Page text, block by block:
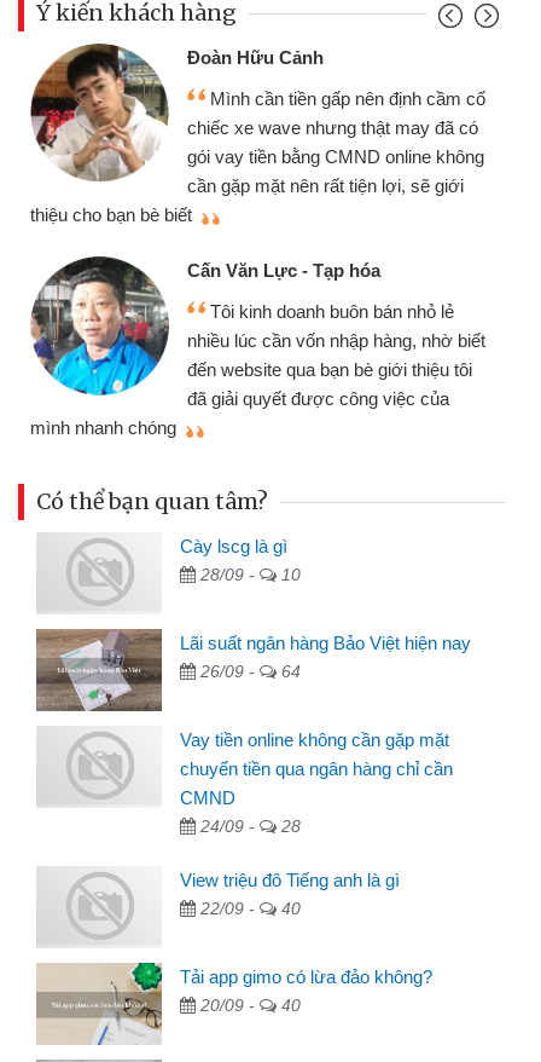
Ý kiến khách hàng
Đoàn Hữu Cảnh
Mình cần tiền gấp nên định cầm cố
chiếc xe wave nhưng thật may đã có
gói vay tiền bằng CMND online không
cần gặp mặt nên rất tiện lợi, sẽ giới
thiệu cho bạn bè biết
Cấn Văn Lực - Tạp hóa
Tôi kinh doanh buôn bán nhỏ lẻ
nhiều lúc cần vốn nhập hàng, nhờ biết
đến website qua bạn bè giới thiệu tôi
đã giải quyết được công việc của
mình nhanh chóng
Có thể bạn quan tâm?
Cày lscg là gì
28/09 - 10
Lãi suất ngân hàng Bảo Việt hiện nay
26/09 - 64
Vay tiền online không cần gặp mặt
chuyển tiền qua ngân hàng chỉ cần
CMND
24/09 - 28
View triệu đô Tiếng anh là gì
22/09 - 40
Tải app gimo có lừa đảo không?
20/09 - 40